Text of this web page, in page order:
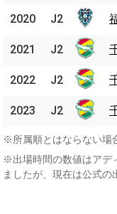
2020 J2
2021 J2
2022 J2
2023 J2
2020 J2
2021 J2
2022 J2
2023 J2
※所属順とはならない場
※出場時間の数値はアデ
ましたが、現在は公式の